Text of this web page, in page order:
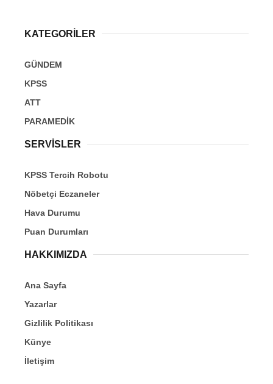
KATEGORİLER
GÜNDEM
KPSS
ATT
PARAMEDİK
SERVİSLER
KPSS Tercih Robotu
Nöbetçi Eczaneler
Hava Durumu
Puan Durumları
HAKKIMIZDA
Ana Sayfa
Yazarlar
Gizlilik Politikası
Künye
İletişim